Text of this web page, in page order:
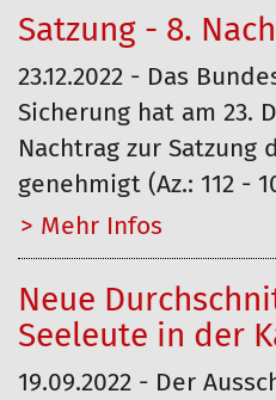
Satzung - 8.
23.12.2022 - Das
Sicherung hat am 23.
Nachtrag zur Satzung
genehmigt (Az.: 112 -
Mehr…
Neue
Seeleute in der
19.09.2022 - Der